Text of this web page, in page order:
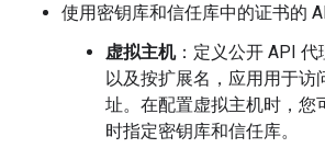
使用密钥库和信任库中的证书的
虚拟主机：定义公开 API 代
以及按扩展名，应用用于访
址。在配置虚拟主机时，您
时指定密钥库和信任库。